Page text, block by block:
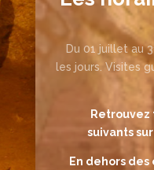
Du 01 juillet au
les jours. Visites
Retrouvez
suivants sur
En dehors